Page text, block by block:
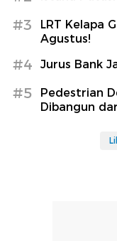
#3
LRT Kelapa
Agustus!
#4 Jurus Bank
#5
Pedestrian
Dibangun